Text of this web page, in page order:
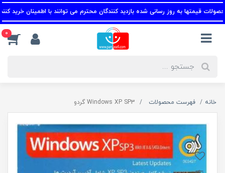
قیمتها به روز رسانی شده بازدید کنندگان محترم می توانند با اطمینان خرید کنند.
0
خانه فهرست محصولات Windows XP SP3 گردو